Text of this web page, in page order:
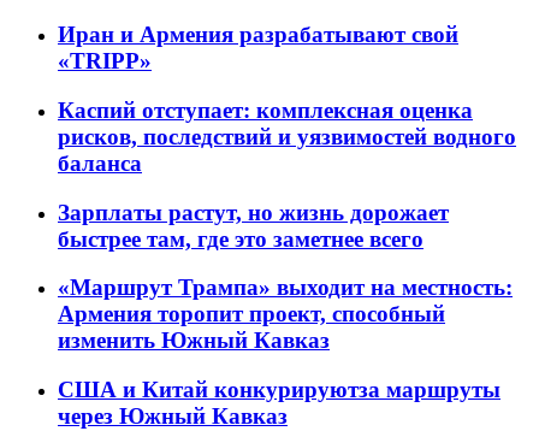
Иран и Армения разрабатывают свой
«TRIPP»
Каспий отступает: комплексная оценка
рисков, последствий и уязвимостей водного
баланса
Зарплаты растут, но жизнь дорожает
быстрее там, где это заметнее всего
«Маршрут Трампа» выходит на местность:
Армения торопит проект, способный
изменить Южный Кавказ
США и Китай конкурируютза маршруты
через Южный Кавказ